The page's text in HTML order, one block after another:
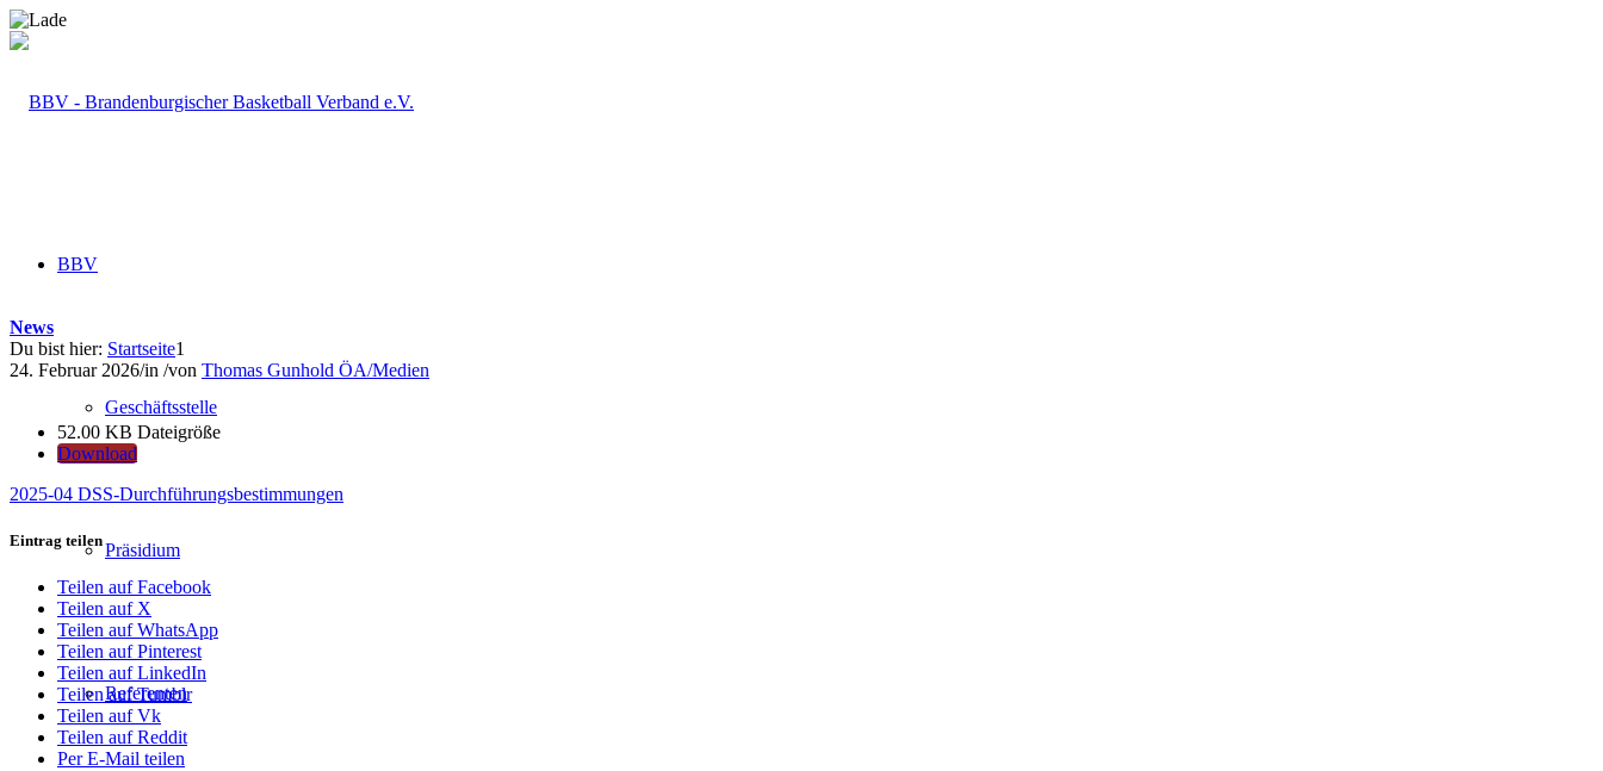
BBV
Geschäftsstelle
Präsidium
Referenten
News
Du bist hier: Startseite1
24. Februar 2026/in /von Thomas Gunhold ÖA/Medien
52.00 KB Dateigröße
Download
2025-04 DSS-Durchführungsbestimmungen
Eintrag teilen
Teilen auf Facebook
Teilen auf X
Teilen auf WhatsApp
Teilen auf Pinterest
Teilen auf LinkedIn
Teilen auf Tumblr
Teilen auf Vk
Teilen auf Reddit
Per E-Mail teilen